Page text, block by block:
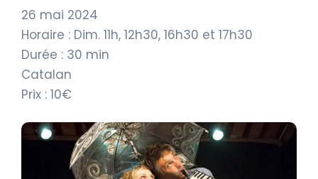
26 mai 2024
Horaire : Dim. 11h, 12h30, 16h30 et 17h30
Durée : 30 min
Catalan
Prix : 10€